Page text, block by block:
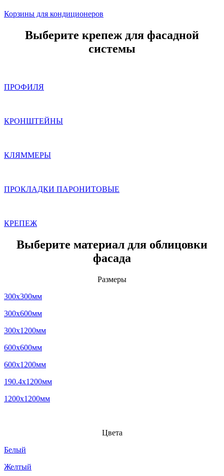
Корзины для кондиционеров
Выберите крепеж для фасадной
системы
ПРОФИЛЯ
КРОНШТЕЙНЫ
КЛЯММЕРЫ
ПРОКЛАДКИ ПАРОНИТОВЫЕ
КРЕПЕЖ
Выберите материал для облицовки
фасада
Размеры
300x300мм
300x600мм
300x1200мм
600x600мм
600x1200мм
190.4x1200мм
1200x1200мм
Цвета
Белый
Желтый